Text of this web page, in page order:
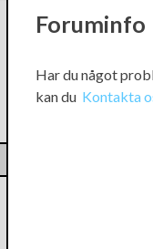
Foruminfo
Har du något
kan du Kontakta